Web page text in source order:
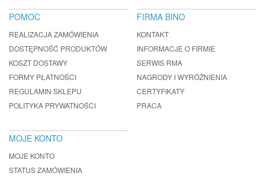
POMOC
REALIZACJA ZAMÓWIENIA
DOSTĘPNOŚĆ PRODUKTÓW
KOSZT DOSTAWY
FORMY PŁATNOŚCI
REGULAMIN SKLEPU
POLITYKA PRYWATNOŚCI
FIRMA BINO
KONTAKT
INFORMACJE O FIRMIE
SERWIS RMA
NAGRODY I WYRÓŻNIENIA
CERTYFIKATY
PRACA
MOJE KONTO
MOJE KONTO
STATUS ZAMÓWIENIA